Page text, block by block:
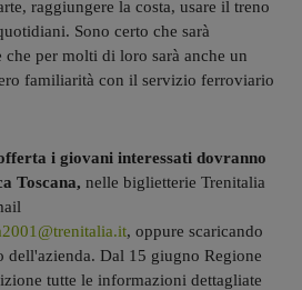
raggiungere la costa, usare il treno
Sono certo che sarà
per molti di loro sarà anche un
familiarità con il servizio ferroviario
i giovani interessati dovranno
Toscana, nelle biglietterie Trenitalia
, oppure scaricando
dell'azienda. Dal 15 giugno Regione
tutte le informazioni dettagliate